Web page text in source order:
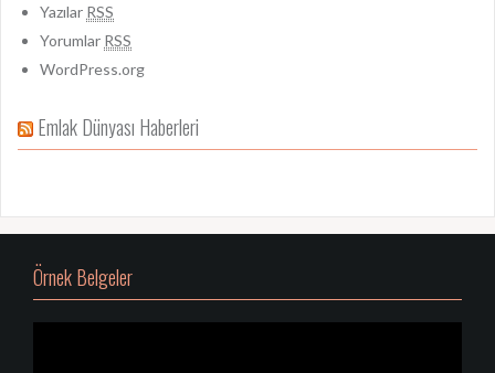
Yazılar RSS
Yorumlar RSS
WordPress.org
Emlak Dünyası Haberleri
Örnek Belgeler